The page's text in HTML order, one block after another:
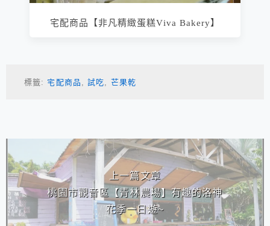
宅配商品【非凡精緻蛋糕Viva Bakery】
標籤: 宅配商品 ,試吃 芒果乾
上一篇文章
桃園市觀音區【青林農場】有趣的洛神
花季一日遊~